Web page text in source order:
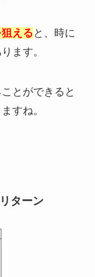
える と、時に
ます。
とができると
すね。
ターン